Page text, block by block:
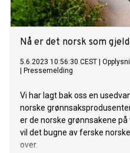
Nå er det norsk som
5.6.2023 10:56:30 CEST
Pressemelding
Vi har lagt bak oss en
norske
er de norske grønnsakene
vil det bugne av ferske
over.